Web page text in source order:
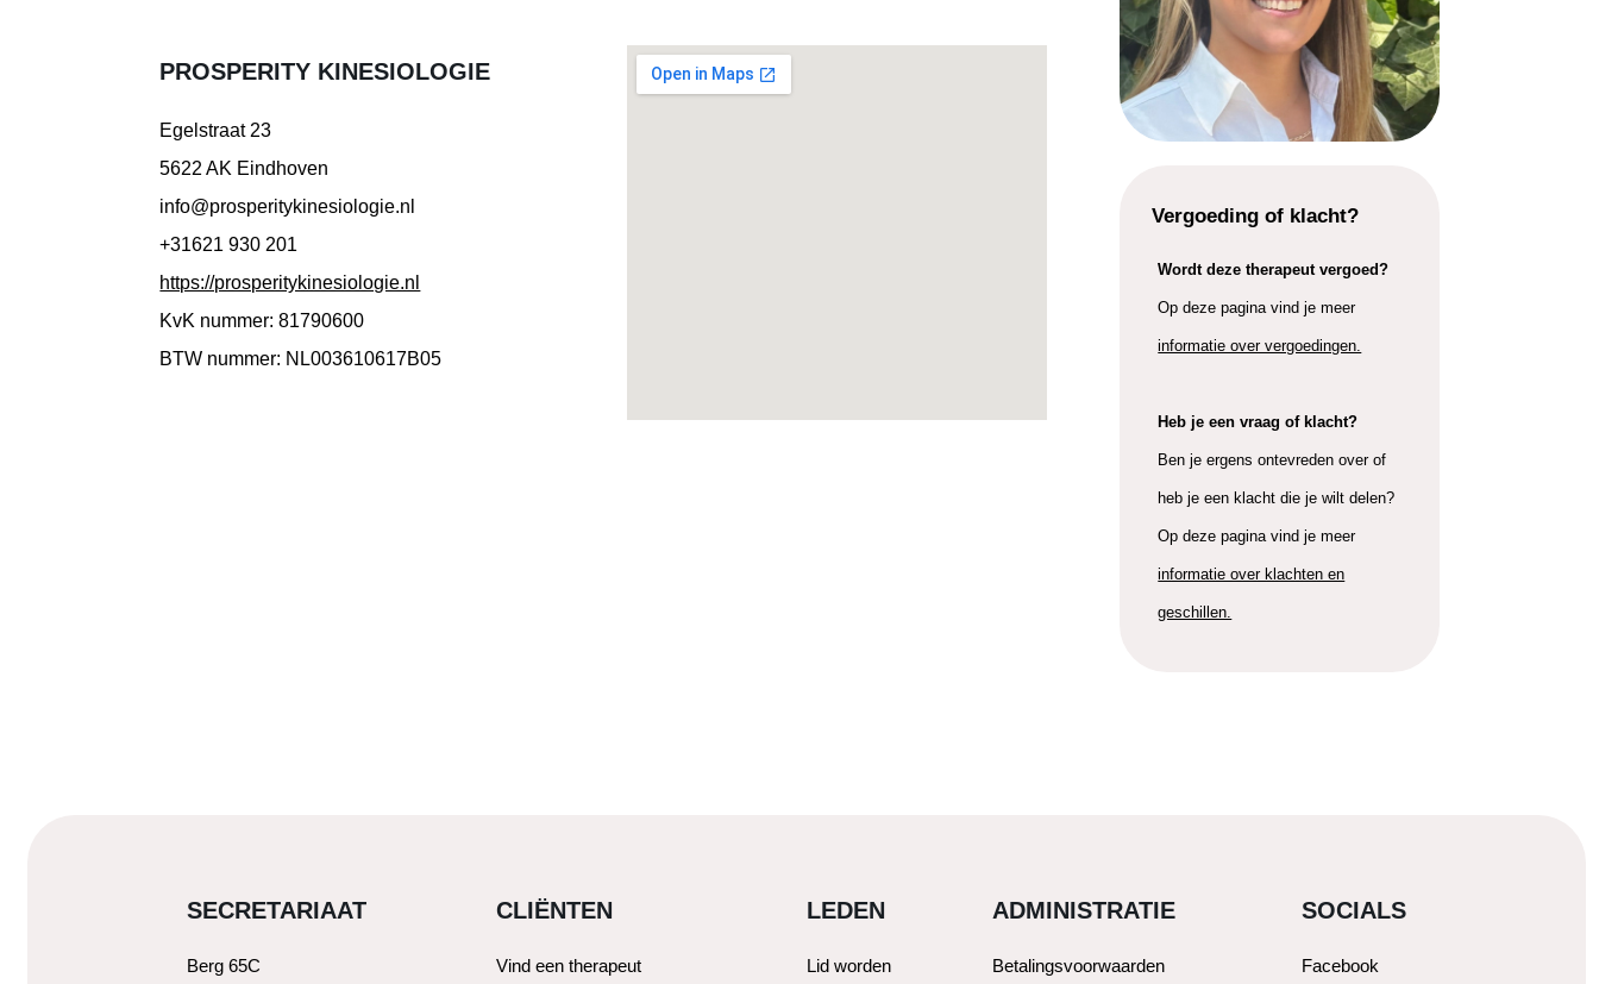
PROSPERITY KINESIOLOGIE
Egelstraat 23
5622 AK Eindhoven
info@prosperitykinesiologie.nl
+31621 930 201
https://prosperitykinesiologie.nl
KvK nummer: 81790600
BTW nummer: NL003610617B05
Vergoeding of klacht?
Wordt deze therapeut vergoed?
Op deze pagina vind je meer
informatie over vergoedingen.
Heb je een vraag of klacht?
Ben je ergens ontevreden over of
heb je een klacht die je wilt delen?
Op deze pagina vind je meer
informatie over klachten en
geschillen.
SECRETARIAAT
Berg 65C
CLIËNTEN
Vind een therapeut
LEDEN
Lid worden
ADMINISTRATIE
Betalingsvoorwaarden
SOCIALS
Facebook